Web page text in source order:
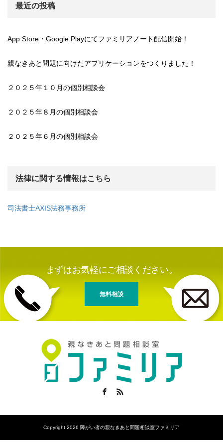
最近の投稿
App Store・Google Playにてファミリアノート配信開始！
親なきあと問題に向けたアプリケーションをつくりました！
２０２５年１０月の個別相談会
２０２５年８月の個別相談会
２０２５年６月の個別相談会
法律に関する情報はこちら
司法書士AXIS法務事務所
まずはお気軽にご相談ください。
無料相談
Facebook
Copyright 2026 障がい者の親なきあと問題相談室ファミリア